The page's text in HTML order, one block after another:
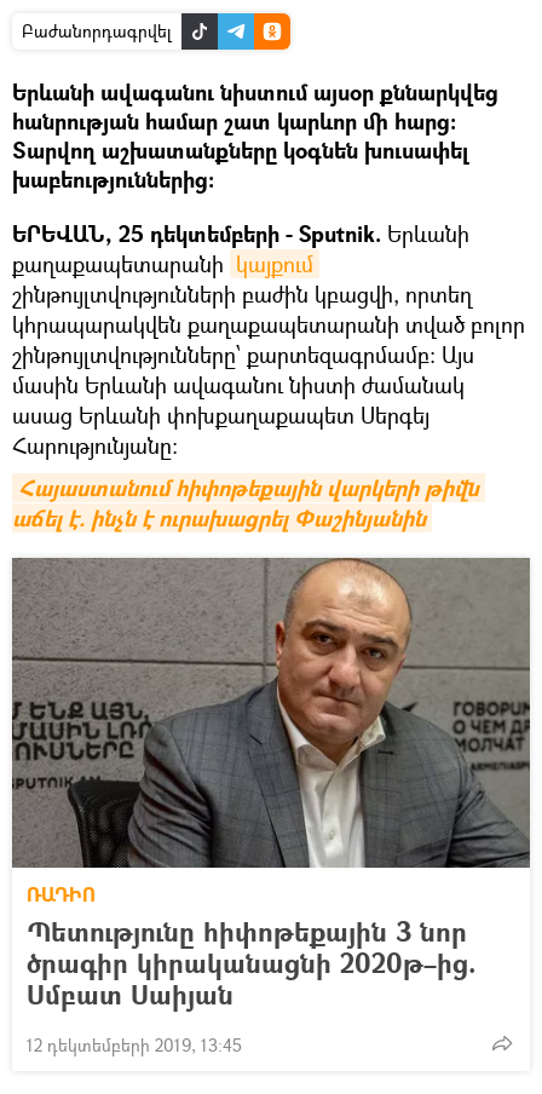
Բաժանորդագրվել
Երևանի ավագանու նիստում այսօր քննարկվեց
հանրության համար շատ կարևոր մի հարց։
Տարվող աշխատանքները կօգնեն խուսափել
խաբեություններից։
ԵՐԵՎԱՆ, 25 դեկտեմբերի - Sputnik. Երևանի
քաղաքապետարանի կայքում
շինթույլտվությունների բաժին կբացվի, որտեղ
կհրապարակվեն քաղաքապետարանի տված բոլոր
շինթույլտվությունները՝ քարտեզագրմամբ: Այս
մասին Երևանի ավագանու նիստի ժամանակ
ասաց Երևանի փոխքաղաքապետ Սերգեյ
Հարությունյանը։
Հայաստանում հիփոթեքային վարկերի թիվն
աճել է. ինչն է ուրախացրել Փաշինյանին
ՌԱԴԻՈ
Պետությունը հիփոթեքային 3 նոր
ծրագիր կիրականացնի 2020թ–ից.
Սմբատ Սաիյան
12 դեկտեմբերի 2019, 13:45